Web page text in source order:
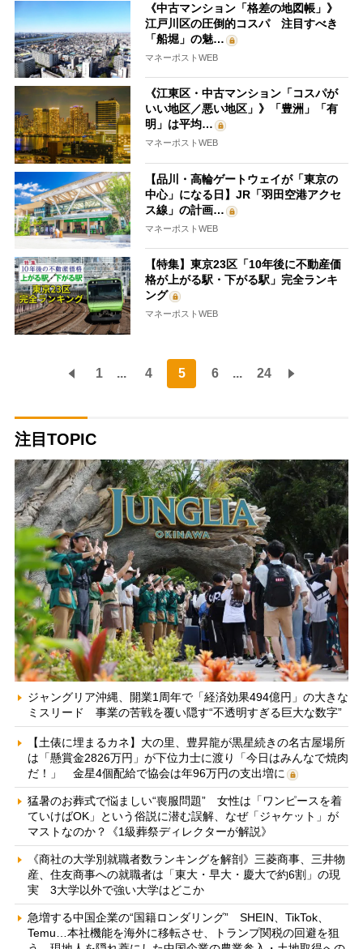
《中古マンション「格差の地図帳」》
江戸川区の圧倒的コスパ 注目すべき
「船堀」の魅…
マネーポストWEB
《江東区・中古マンション「コスパが
いい地区／悪い地区」》「豊洲」「有
明」は平均…
マネーポストWEB
【品川・高輪ゲートウェイが「東京の
中心」になる日】JR「羽田空港アクセ
ス線」の計画…
マネーポストWEB
【特集】東京23区「10年後に不動産価
格が上がる駅・下がる駅」完全ランキ
ング
マネーポストWEB
1 ... 4 5 6 ... 24
注目TOPIC
ジャングリア沖縄、開業1周年で「経済効果494億円」の大きな
ミスリード 事業の苦戦を覆い隠す“不透明すぎる巨大な数字”
【土俵に埋まるカネ】大の里、豊昇龍が黒星続きの名古屋場所
は「懸賞金2826万円」が下位力士に渡り「今日はみんなで焼肉
だ！」 金星4個配給で協会は年96万円の支出増に
猛暑のお葬式で悩ましい“喪服問題” 女性は「ワンピースを着
ていけばOK」という俗説に潜む誤解、なぜ「ジャケット」が
マストなのか？《1級葬祭ディレクターが解説》
《商社の大学別就職者数ランキングを解剖》三菱商事、三井物
産、住友商事への就職者は「東大・早大・慶大で約6割」の現
実 3大学以外で強い大学はどこか
急増する中国企業の“国籍ロンダリング” SHEIN、TikTok、
Temu…本社機能を海外に移転させ、トランプ関税の回避を狙